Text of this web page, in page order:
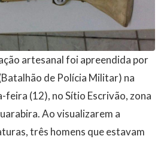
artesanal foi apreendida por
de Polícia Militar) na
feira (12), no Sítio Escrivão, zona
Ao visualizarem a
três homens que estavam